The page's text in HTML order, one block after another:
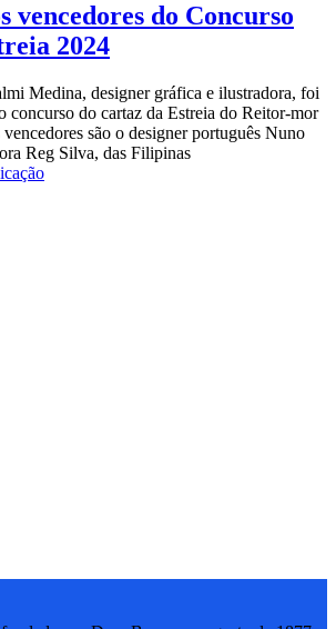
vencedores do Concurso
2024
Medina, designer gráfica e ilustradora, foi
concurso do cartaz da Estreia do Reitor-mor
são o designer português Nuno
Reg Silva, das Filipinas